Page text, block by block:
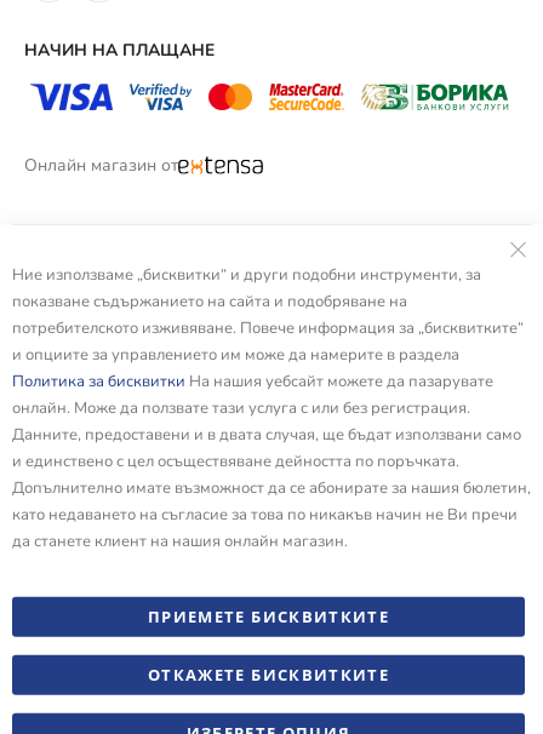
НАЧИН НА ПЛАЩАНЕ
Онлайн магазин от
Ние използваме „бисквитки“ и други подобни инструменти, за
показване съдържанието на сайта и подобряване на
потребителското изживяване. Повече информация за „бисквитките“
и опциите за управлението им може да намерите в раздела
Политика за бисквитки На нашия уебсайт можете да пазарувате
онлайн. Може да ползвате тази услуга с или без регистрация.
Данните, предоставени и в двата случая, ще бъдат използвани само
и единствено с цел осъществяване дейността по поръчката.
Допълнително имате възможност да се абонирате за нашия бюлетин,
като недаването на съгласие за това по никакъв начин не Ви пречи
да станете клиент на нашия онлайн магазин.
ПРИЕМЕТЕ БИСКВИТКИТЕ
ОТКАЖЕТЕ БИСКВИТКИТЕ